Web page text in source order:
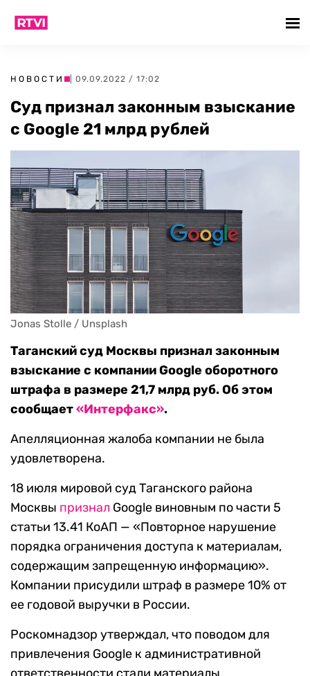
НОВОСТИ | 09.09.2022 / 17:02
Суд признал законным взыскание
с Google 21 млрд рублей
Jonas Stolle / Unsplash
Таганский суд Москвы признал законным
взыскание с компании Google оборотного
штрафа в размере 21,7 млрд руб. Об этом
сообщает«Интерфакс».
Апелляционная жалоба компании не была
удовлетворена.
18 июля мировой суд Таганского района
Москвы признал Google виновным по части 5
статьи 13.41 КоАП — «Повторное нарушение
порядка ограничения доступа к материалам,
содержащим запрещенную информацию».
Компании присудили штраф в размере 10% от
ее годовой выручки в России.
Роскомнадзор утверждал, что поводом для
привлечения Google к административной